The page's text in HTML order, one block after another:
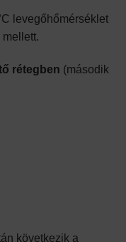
levegőhőmérséklet
rétegben (második
következik a